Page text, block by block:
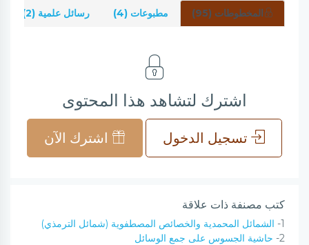
المخطوطات (95) مطبوعات (4) رسائل علمية (2)
اشترك لتشاهد هذا المحتوى
تسجيل الدخول اشترك الآن
كتب مصنفة ذات علاقة
1- الشمائل المحمدية والخصائص المصطفوية (شمائل الترمذي)
2- حاشية الجسوس على جمع الوسائل